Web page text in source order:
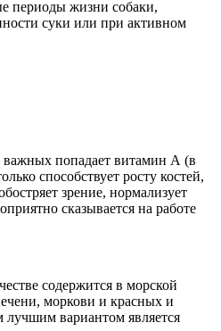
периоды жизни собаки,
суки или при активном
попадает витамин А (в
способствует росту костей,
зрение, нормализует
сказывается на работе
содержится в морской
моркови и красных и
вариантом является